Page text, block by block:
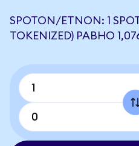
SPOTON/ETNON: 1
TOKENIZED) РАВНО